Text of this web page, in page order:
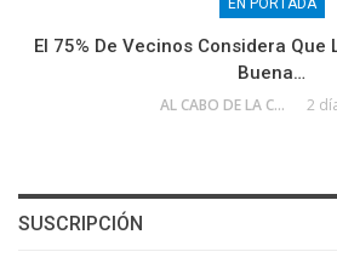
EN PORTADA
El 75% De Vecinos Considera
Buena…
AL CABO DE LA CALLE 2
SUSCRIPCIÓN